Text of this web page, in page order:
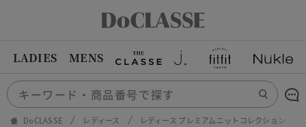
LADIES MENS
DoCLASSE レディース レディース プレミアムニットコレクション